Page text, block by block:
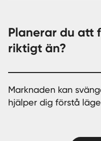
Planerar du att
riktigt än?
Marknaden kan
hjälper dig förstå